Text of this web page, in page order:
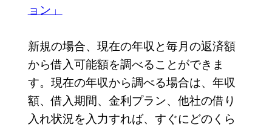
ョン」
新規の場合、現在の年収と毎月の返済額
から借入可能額を調べることができま
す。現在の年収から調べる場合は、年収
額、借入期間、金利プラン、他社の借り
入れ状況を入力すれば、すぐにどのくら